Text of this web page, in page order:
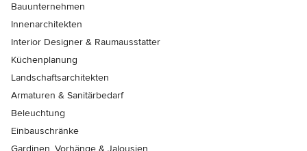
Bauunternehmen
Innenarchitekten
Interior Designer & Raumausstatter
Küchenplanung
Landschaftsarchitekten
Armaturen & Sanitärbedarf
Beleuchtung
Einbauschränke
Gardinen, Vorhänge & Jalousien